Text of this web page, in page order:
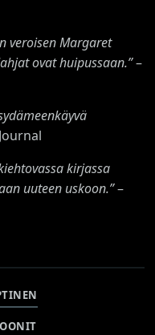
veroisen Margaret
ovat huipussaan.”–
kirjassa
uuteen uskoon.”–